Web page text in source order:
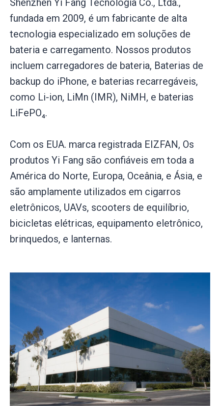
Shenzhen Yi Fang Tecnologia Co., Ltda.,
fundada em 2009, é um fabricante de alta
tecnologia especializado em soluções de
bateria e carregamento. Nossos produtos
incluem carregadores de bateria, Baterias de
backup do iPhone, e baterias recarregáveis,
como Li-ion, LiMn (IMR), NiMH, e baterias
LiFePO₄.
Com os EUA. marca registrada EIZFAN, Os
produtos Yi Fang são confiáveis ​​em toda a
América do Norte, Europa, Oceânia, e Ásia, e
são amplamente utilizados em cigarros
eletrônicos, UAVs, scooters de equilíbrio,
bicicletas elétricas, equipamento eletrônico,
brinquedos, e lanternas.